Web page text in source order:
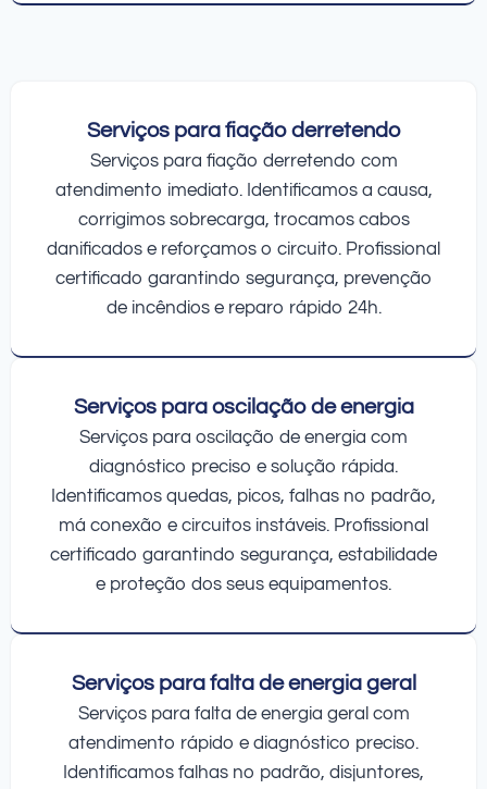
Serviços para fiação derretendo
Serviços para fiação derretendo com
atendimento imediato. Identificamos a causa,
corrigimos sobrecarga, trocamos cabos
danificados e reforçamos o circuito. Profissional
certificado garantindo segurança, prevenção
de incêndios e reparo rápido 24h.
Serviços para oscilação de energia
Serviços para oscilação de energia com
diagnóstico preciso e solução rápida.
Identificamos quedas, picos, falhas no padrão,
má conexão e circuitos instáveis. Profissional
certificado garantindo segurança, estabilidade
e proteção dos seus equipamentos.
Serviços para falta de energia geral
Serviços para falta de energia geral com
atendimento rápido e diagnóstico preciso.
Identificamos falhas no padrão, disjuntores,